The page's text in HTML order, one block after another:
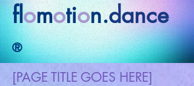
flomotion.dance
®
[PAGE TITLE GOES HERE]